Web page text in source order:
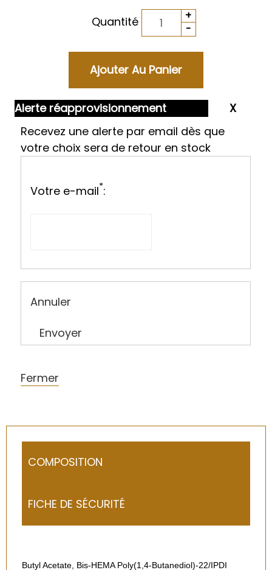
Quantité
Alerte réapprovisionnement
Recevez une alerte par email dès que
votre choix sera de retour en stock
Votre e-mail*:
Annuler
Envoyer
Fermer
COMPOSITION
FICHE DE SÉCURITÉ
Butyl Acetate, Bis-HEMA Poly(1,4-Butanediol)-22/IPDI